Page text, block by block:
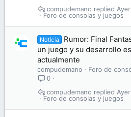
Foro de consolas y juegos
compudemano
Noticia
Rumor: Final
un juego y su desarrollo
actualmente
compudemano
Foro de
0
Foro de consolas y juegos
compudemano